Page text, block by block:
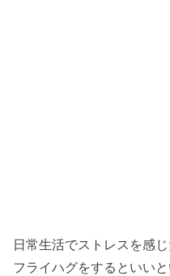
日常生活でストレスを感
フライハグをするといい